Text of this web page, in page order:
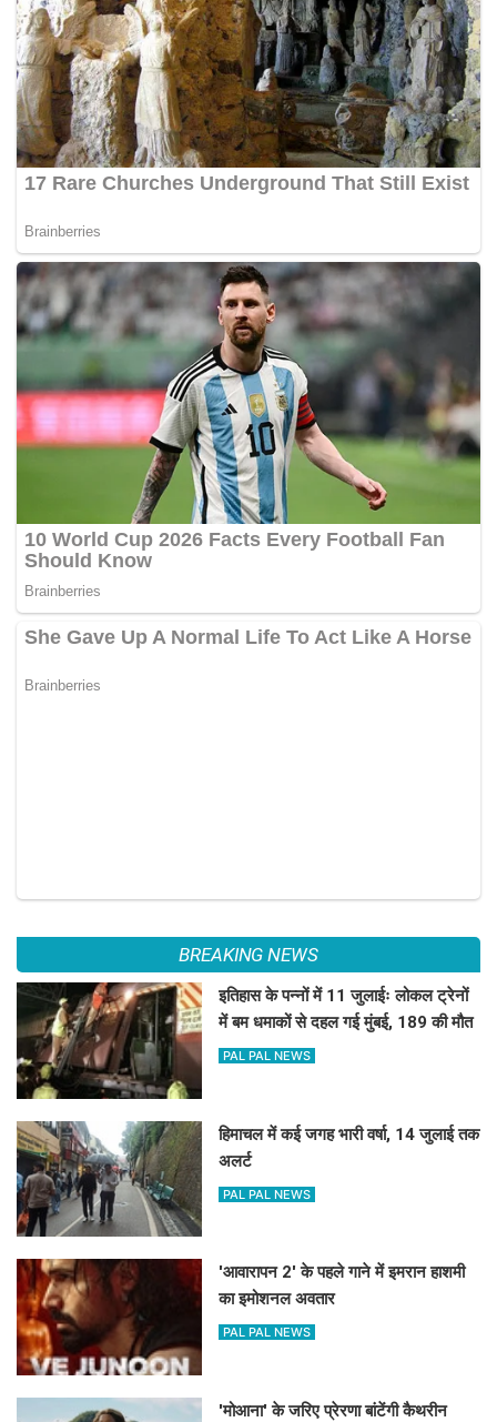
BREAKING NEWS
इतिहास के पन्नों में 11 जुलाईः लोकल ट्रेनों
में बम धमाकों से दहल गई मुंबई, 189 की मौत
PAL PAL NEWS
हिमाचल में कई जगह भारी वर्षा, 14 जुलाई तक
अलर्ट
PAL PAL NEWS
'आवारापन 2' के पहले गाने में इमरान हाशमी
का इमोशनल अवतार
PAL PAL NEWS
'मोआना' के जरिए प्रेरणा बांटेंगी कैथरीन